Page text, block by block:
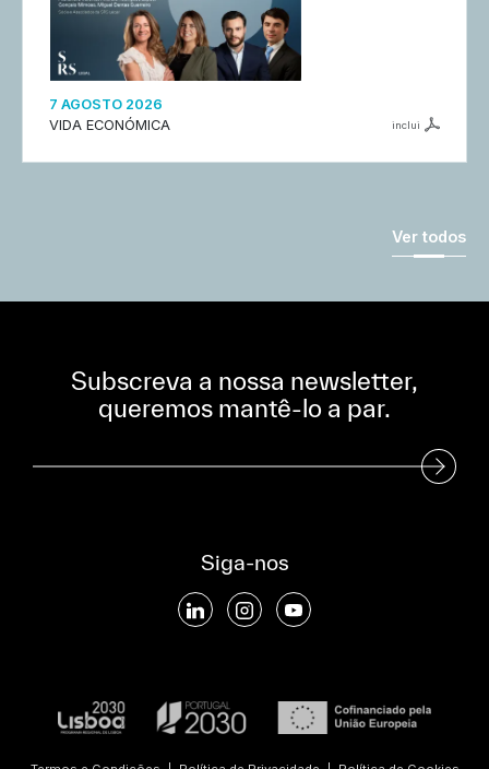
7 AGOSTO 2026
VIDA ECONÓMICA
inclui
Ver todos
Subscreva a nossa newsletter,
queremos mantê-lo a par.
Subscreva a nossa Newsletter
Siga-nos